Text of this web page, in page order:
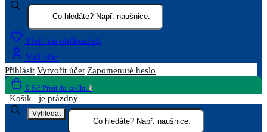
Přejít do oblíbených
Váš účet
Přihlásit Vytvořit účet Zapomenuté heslo
0 Kč Přejít do košíku 0
Košík je prázdný
Vyhledat